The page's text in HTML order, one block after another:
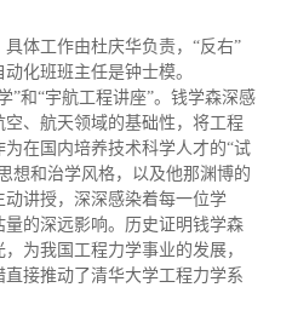
体工作由杜庆华负责，“反右”
化班班主任是钟士模。
”和“宇航工程讲座”。钱学森深感
、航天领域的基础性，将工程
在国内培养技术科学人才的“试
想和治学风格，以及他那渊博的
讲授，深深感染着每一位学
的深远影响。历史证明钱学森
为我国工程力学事业的发展，
接推动了清华大学工程力学系